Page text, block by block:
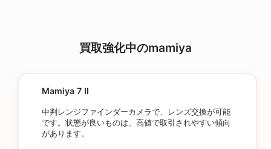
買取強化中のmamiya
Mamiya 7 II
中判レンジファインダーカメラで、レンズ交換が可能
です。状態が良いものは、高値で取引されやすい傾向
があります。